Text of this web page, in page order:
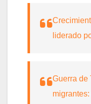
liderado
Guerra de